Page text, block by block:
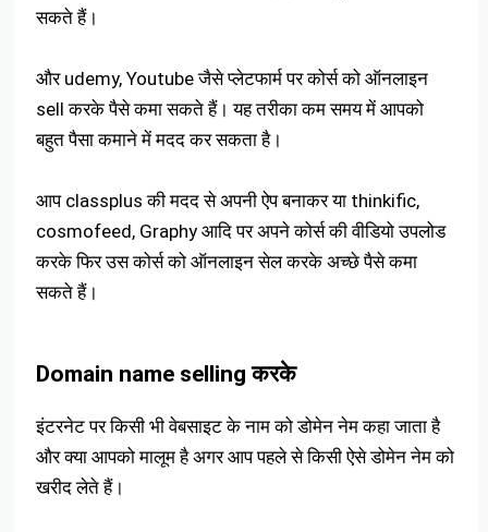
सकते हैं।
और udemy, Youtube जैसे प्लेटफार्म पर कोर्स को ऑनलाइन
sell करके पैसे कमा सकते हैं। यह तरीका कम समय में आपको
बहुत पैसा कमाने में मदद कर सकता है।
आप classplus की मदद से अपनी ऐप बनाकर या thinkific,
cosmofeed, Graphy आदि पर अपने कोर्स की वीडियो उपलोड
करके फिर उस कोर्स को ऑनलाइन सेल करके अच्छे पैसे कमा
सकते हैं।
Domain name selling करके
इंटरनेट पर किसी भी वेबसाइट के नाम को डोमेन नेम कहा जाता है
और क्या आपको मालूम है अगर आप पहले से किसी ऐसे डोमेन नेम को
खरीद लेते हैं।